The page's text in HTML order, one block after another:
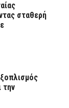
σταθερή
την